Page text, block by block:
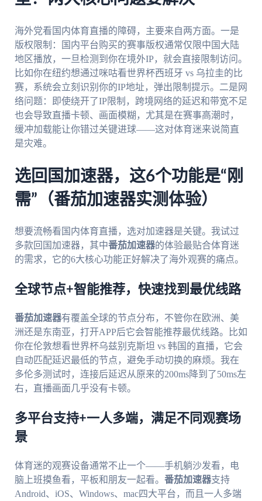
海外党看国内体育直播的障碍，主要来自两方面。一是
版权限制：国内平台购买的赛事版权通常仅限中国大陆
地区播放，一旦检测到你在境外IP，就会直接限制访问。
比如你在纽约想通过咪咕看世界杯西班牙 vs 乌拉圭的比
赛，系统会立刻识别你的IP地址，弹出限制提示。二是网
络问题：即使绕开了IP限制，跨境网络的延迟和带宽不足
也会导致直播卡顿、画面模糊，尤其是在赛事高潮时，
缓冲加载能让你错过关键进球——这对体育迷来说简直
是灾难。
选回国加速器，这6个功能是“刚
需”（番茄加速器实测体验）
想要流畅看国内体育直播，选对加速器是关键。我试过
多款回国加速器，其中番茄加速器的体验最贴合体育迷
的需求，它的6大核心功能正好解决了海外观赛的痛点。
全球节点+智能推荐，快速找到最优线路
番茄加速器有覆盖全球的节点分布，不管你在欧洲、美
洲还是东南亚，打开APP后它会智能推荐最优线路。比如
你在伦敦想看世界杯乌兹别克斯坦 vs 韩国的直播，它会
自动匹配延迟最低的节点，避免手动切换的麻烦。我在
多伦多测试时，连接后延迟从原来的200ms降到了50ms左
右，直播画面几乎没有卡顿。
多平台支持+一人多端，满足不同观赛场
景
体育迷的观赛设备通常不止一个——手机躺沙发看，电
脑上班摸鱼看，平板和朋友一起看。 番茄加速器支持
Android、iOS、Windows、mac四大平台，而且一人多端